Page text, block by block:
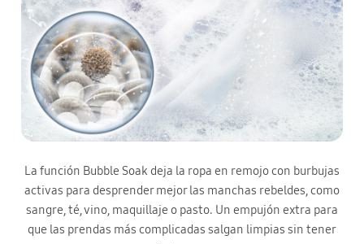
La función Bubble Soak deja la ropa en remojo con burbujas
activas para desprender mejor las manchas rebeldes, como
sangre, té, vino, maquillaje o pasto. Un empujón extra para
que las prendas más complicadas salgan limpias sin tener